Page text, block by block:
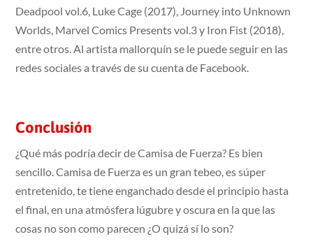
Deadpool vol.6, Luke Cage (2017), Journey into Unknown
Worlds, Marvel Comics Presents vol.3 y Iron Fist (2018),
entre otros. Al artista mallorquín se le puede seguir en las
redes sociales a través de su cuenta de Facebook.
Conclusión
¿Qué más podría decir de Camisa de Fuerza? Es bien
sencillo. Camisa de Fuerza es un gran tebeo, es súper
entretenido, te tiene enganchado desde el principio hasta
el final, en una atmósfera lúgubre y oscura en la que las
cosas no son como parecen ¿O quizá sí lo son?